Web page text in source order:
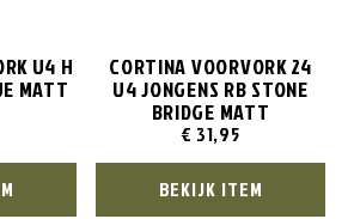
U4 H
MATT
CORTINA VOORVORK 24
U4 JONGENS RB STONE
BRIDGE MATT
€ 31,95
BEKIJK ITEM